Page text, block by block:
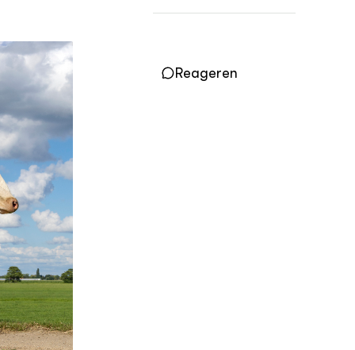
LEREN
Wiki Groen Kennisnet
GROEN KENNISNET
Over ons
ENGLISH
Search the Knowledge base
Reageren